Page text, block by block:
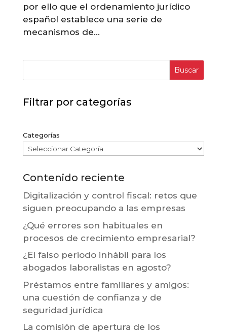
por ello que el ordenamiento jurídico
español establece una serie de
mecanismos de...
Buscar
Filtrar por categorías
Categorías
Contenido reciente
Digitalización y control fiscal: retos que
siguen preocupando a las empresas
¿Qué errores son habituales en
procesos de crecimiento empresarial?
¿El falso periodo inhábil para los
abogados laboralistas en agosto?
Préstamos entre familiares y amigos:
una cuestión de confianza y de
seguridad jurídica
La comisión de apertura de los